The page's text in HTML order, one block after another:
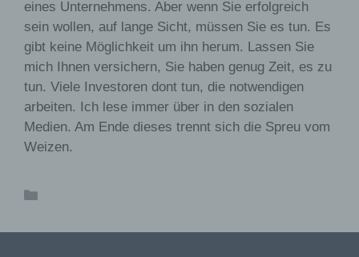
eines Unternehmens. Aber wenn Sie erfolgreich
sein wollen, auf lange Sicht, müssen Sie es tun. Es
gibt keine Möglichkeit um ihn herum. Lassen Sie
mich Ihnen versichern, Sie haben genug Zeit, es zu
tun. Viele Investoren dont tun, die notwendigen
arbeiten. Ich lese immer über in den sozialen
Medien. Am Ende dieses trennt sich die Spreu vom
Weizen.
oder andere Softwareprogramme gelöscht werden. Dies
ist in allen gängigen Internetbrowsern möglich.
Deaktiviert die betroffene Person die Setzung von
Cookies in dem genutzten Internetbrowser, sind unter
Umständen nicht alle Funktionen unserer Internetseite
vollumfänglich nutzbar.
Erfassung von allgemeinen Daten und
Informationen
Informationen werden in den Logfiles des Servers